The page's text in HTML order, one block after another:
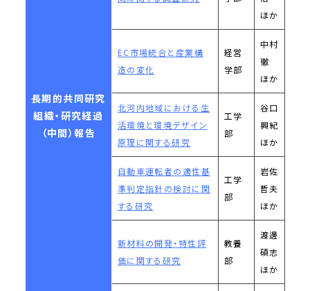
長期的共同研究
組織・研究経過
（中間）報告
ほか
EC市場統合と産業構
造の変化
経営
学部
中村
徹
ほか
北河内地域における生
活環境と環境デザイン
原理に関する研究
工学
部
谷口
興紀
ほか
自動車運転者の適性基
準判定指針の検討に関
する研究
工学
部
岩佐
哲夫
ほか
新材料の開発・特性評
価に関する研究
教養
部
渡邊
碩志
ほか